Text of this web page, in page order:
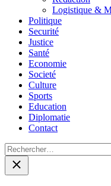
Logistique &
Politique
Securité
Justice
Santé
Economie
Societé
Culture
Sports
Education
Diplomatie
Contact
Rechercher :
Close
search